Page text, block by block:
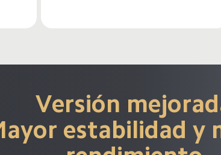
Versión
estabilidad y